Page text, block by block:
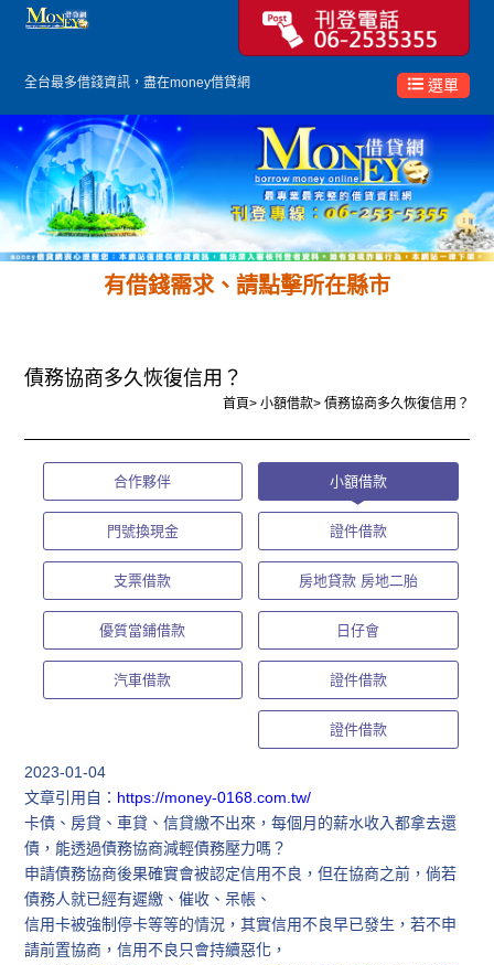
全台最多借錢資訊，盡在money借貸網 選單
有借錢需求、請點擊所在縣市
債務協商多久恢復信用？
首頁> 小額借款> 債務協商多久恢復信用？
合作夥伴 小額借款
門號換現金 證件借款
支票借款 房地貸款 房地二胎
優質當鋪借款 日仔會
汽車借款 證件借款
證件借款
2023-01-04
文章引用自： https://money-0168.com.tw/
卡債、房貸、車貸、信貸繳不出來，每個月的薪水收入都拿去還
債，能透過債務協商減輕債務壓力嗎？
申請債務協商後果確實會被認定信用不良，但在協商之前，倘若
債務人就已經有遲繳、催收、呆帳、
信用卡被強制停卡等等的情況，其實信用不良早已發生，若不申
請前置協商，信用不良只會持續惡化，